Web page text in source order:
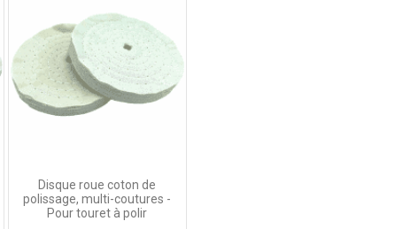
Disque roue coton de
polissage, multi-coutures -
Pour touret à polir